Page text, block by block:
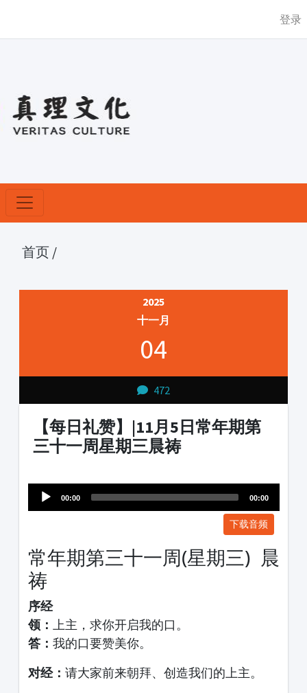
登录
首页 /
2025
十一月
04
472
【每日礼赞】|11月5日常年期第
三十一周星期三晨祷
Player
00:00 00:00
下载音频
常年期第三十一周(星期三) 晨
祷
序经
领： 上主，求你开启我的口。
答： 我的口要赞美你。
对经： 请大家前来朝拜、创造我们的上主。